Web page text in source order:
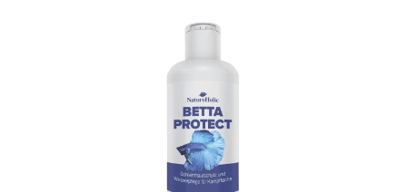
Bildergalerie überspringen